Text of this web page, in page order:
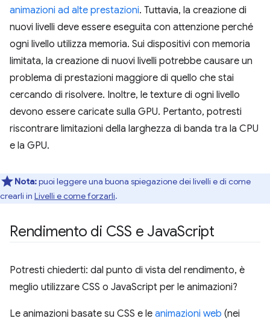
animazioni ad alte prestazioni. Tuttavia, la creazione di
nuovi livelli deve essere eseguita con attenzione perché
ogni livello utilizza memoria. Sui dispositivi con memoria
limitata, la creazione di nuovi livelli potrebbe causare un
problema di prestazioni maggiore di quello che stai
cercando di risolvere. Inoltre, le texture di ogni livello
devono essere caricate sulla GPU. Pertanto, potresti
riscontrare limitazioni della larghezza di banda tra la CPU
e la GPU.
Nota:puoi leggere una buona spiegazione dei livelli e di come
crearli in Livelli e come forzarli.
Rendimento di CSS e JavaScript
Potresti chiederti: dal punto di vista del rendimento, è
meglio utilizzare CSS o JavaScript per le animazioni?
Le animazioni basate su CSS e le animazioni web (nei